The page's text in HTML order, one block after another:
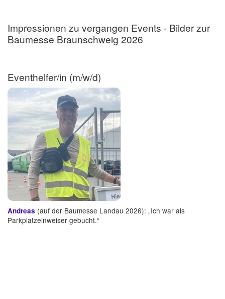
Impressionen zu vergangen Events - Bilder zur
Baumesse Braunschweig 2026
Eventhelfer/in (m/w/d)
Andreas (auf der Baumesse Landau 2026): „Ich war als
Parkplatzeinweiser gebucht.“